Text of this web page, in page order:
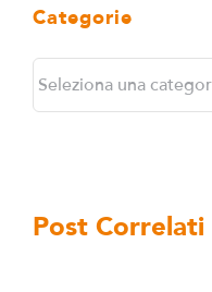
Categorie
Post Correlati